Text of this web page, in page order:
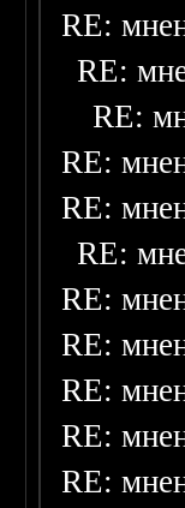
RE:
RE:
RE:
RE:
RE:
RE:
RE:
RE:
RE:
RE:
RE: